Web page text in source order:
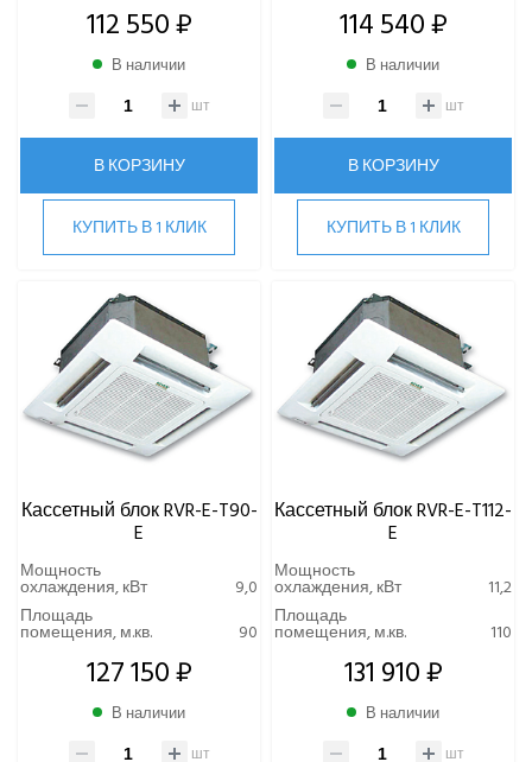
112 550 ₽
В наличии
шт
В КОРЗИНУ
КУПИТЬ В 1 КЛИК
114 540 ₽
В наличии
шт
В КОРЗИНУ
КУПИТЬ В 1 КЛИК
Кассетный блок RVR-E-T90-
E
Мощность
охлаждения, кВт
9,0
Площадь
помещения, м.кв. 90
127 150 ₽
В наличии
шт
Кассетный блок RVR-E-T112-
E
Мощность
охлаждения, кВт
11,2
Площадь
помещения, м.кв. 110
131 910 ₽
В наличии
шт